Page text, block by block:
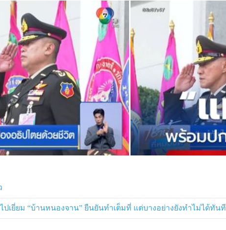
กกัมพูชาจะหมดไป
วันที่ 1 ตุลาคม พบยังพบโดรนในพื้นที่
งทั้ง 2 ฝ่าย ยังอยู่ในแนวที่มั่นของตนเอง
เยี่ยม “บ้านหนองจาน” ยืนยันทำเต็มที่ แต่บางอย่างยังทำไม่ได้ทันที